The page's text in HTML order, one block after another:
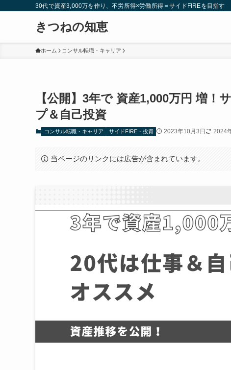
30代で資産3,000万を作り、不労所得×労働所得＝サイドFIREを目指す
きつねの知恵
ホーム コンサル転職・キャリア
【公開】3年で 資産1,000万円 増！
プ＆自己投資
コンサル転職・キャリア サイドFIRE・投資 2023年10月3日 2024
当ページのリンクには広告が含まれています。